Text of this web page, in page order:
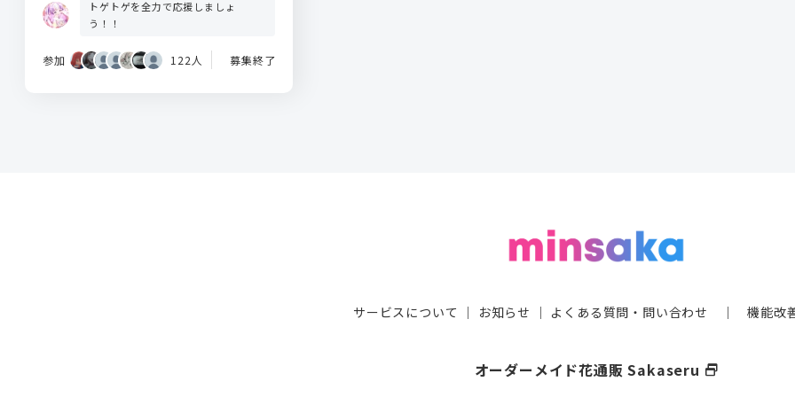
トゲトゲを全力で応援しましょ
う！！
参加 122人 募集終了
サービスについて ｜ お知らせ ｜ よくある質問・問い合わせ ｜機能改
オーダーメイド花通販 Sakaseru select_window